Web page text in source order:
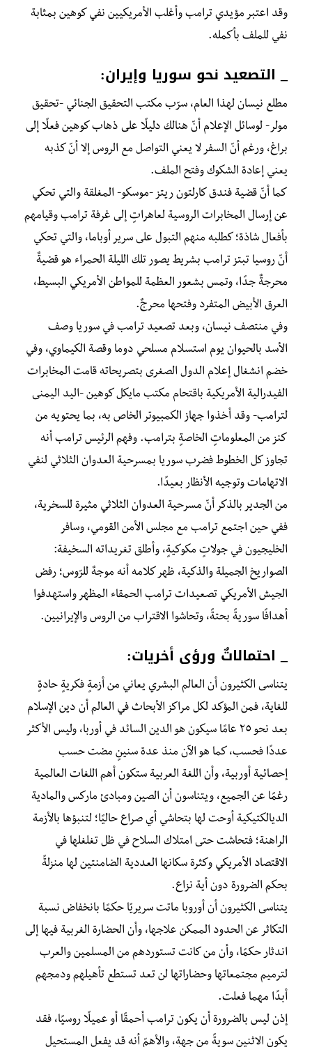
وقد اعتبر مؤيدي ترامب وأغلب الأمريكيين نفي كوهين بمثابة
نفي للملف بأكمله.
_ التصعيد نحو سوريا وإيران:
مطلع نيسان لهذا العام، سرّب مكتب التحقيق الجنائي -تحقيق
مولر- لوسائل الإعلام أنّ هنالك دليلًا على ذهاب كوهين فعلًا إلى
براغ، ورغم أنّ السفر لا يعني التواصل مع الروس إلا أنّ كذبه
يعني إعادة الشكوك وفتح الملف.
كما أنّ قضية فندق كارلتون ريتز -موسكو- المغلقة والتي تحكي
عن إرسال المخابرات الروسية لعاهراتٍ إلى غرفة ترامب وقيامهم
بأفعال شاذة؛ كطلبه منهم التبول على سرير أوباما، والتي تحكي
أنّ روسيا تبتز ترامب بشريط يصور تلك الليلة الحمراء هو قضيةٌ
محرجةٌ جدًا، وتمس بشعور العظمة للمواطن الأمريكي البسيط،
العرق الأبيض المتفرد وفتحها محرجٌ.
وفي منتصف نيسان، وبعد تصعيد ترامب في سوريا وصف
الأسد بالحيوان يوم استسلام مسلحي دوما وقصة الكيماوي، وفي
خضم انشغال إعلام الدول الصغرى بتصريحاته قامت المخابرات
الفيدرالية الأمريكية باقتحام مكتب مايكل كوهين -اليد اليمنى
لترامب- وقد أخذوا جهاز الكمبيوتر الخاص به، بما يحتويه من
كنز من المعلوماتٍ الخاصةٍ بترامب. وفهم الرئيس ترامب أنه
تجاوز كل الخطوط فضرب سوريا بمسرحية العدوان الثلاثي لنفي
الاتهامات وتوجيه الأنظار بعيدًا.
من الجدير بالذكر أنّ مسرحية العدوان الثلاثي مثيرة للسخرية،
ففي حين اجتمع ترامب مع مجلس الأمن القومي، وسافر
الخليجيون في جولاتٍ مكوكيةٍ، وأطلق تغريداته السخيفة:
الصواريخ الجميلة والذكية، ظهر كلامه أنه موجهٌ للرّوس؛ رفض
الجيش الأمريكي تصعيدات ترامب الحمقاء المظهر واستهدفوا
أهدافًا سوريةً بحتةً، وتحاشوا الاقتراب من الروس والإيرانيين.
_ احتمالاتٌ ورؤى أخريات:
يتناسى الكثيرون أن العالم البشري يعاني من أزمةٍ فكريةٍ حادةٍ
للغاية، فمن المؤكد لكل مراكز الأبحاث في العالم أن دين الإسلام
بعد نحو ٢٥ عامًا سيكون هو الدين السائد في أوربا، وليس الأكثر
عددًا فحسب، كما هو الآن منذ عدة سنينٍ مضت حسب
إحصائية أوربية، وأن اللغة العربية ستكون أهم اللغات العالمية
رغمًا عن الجميع، ويتناسون أن الصين ومبادئ ماركس والمادية
الديالكتيكية أوحت لها بتحاشي أي صراع حاليًا؛ لتنبؤها بالأزمة
الراهنة؛ فتحاشت حتى امتلاك السلاح في ظل تغلغلها في
الاقتصاد الأمريكي وكثرة سكانها العددية الضامنتين لها منزلةً
بحكم الضرورة دون أية نزاع.
يتناسى الكثيرون أن أوروبا ماتت سريريًا حكمًا بانخفاض نسبة
التكاثر عن الحدود الممكن علاجها، وأن الحضارة الغربية فيها إلى
اندثار حكمًا، وأن من كانت تستوردهم من المسلمين والعرب
لترميم مجتمعاتها وحضاراتها لن تعد تستطع تأهيلهم ودمجهم
أبدًا مهما فعلت.
إذن ليس بالضرورة أن يكون ترامب أحمقًا أو عميلًا روسيًا، فقد
يكون الاثنين سويةً من جهةٍ، والأهمّ أنه قد يفعل المستحيل